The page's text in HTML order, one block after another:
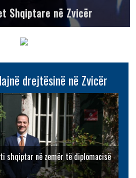
Shqiptare në Zvicër
drejtësinë në Zvicër
shqiptar në zemër të diplomacisë